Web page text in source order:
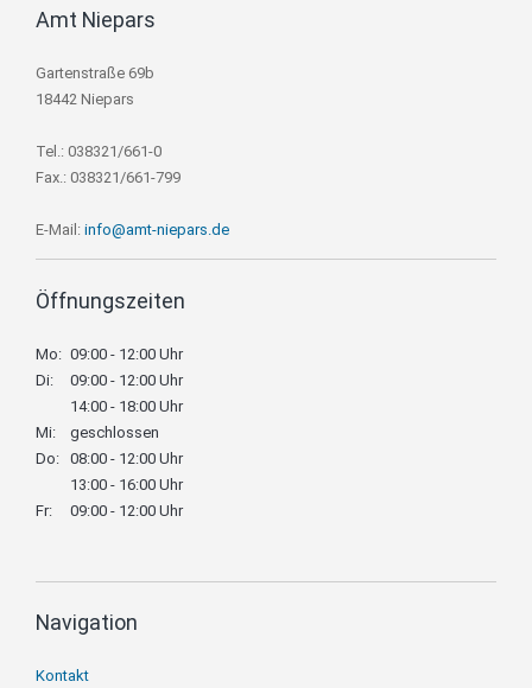
Amt Niepars
Gartenstraße 69b
18442 Niepars
Tel.: 038321/661-0
Fax.: 038321/661-799
E-Mail: info@amt-niepars.de
Öffnungszeiten
Mo: 09:00 - 12:00 Uhr
Di:
09:00 - 12:00 Uhr
14:00 - 18:00 Uhr
Mi:
geschlossen
Do: 08:00 - 12:00 Uhr
13:00 - 16:00 Uhr
Fr:
09:00 - 12:00 Uhr
Navigation
Navigation
Kontakt